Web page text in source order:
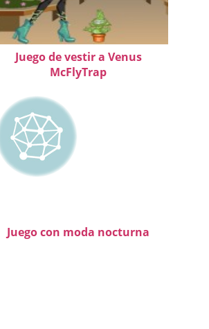
Juego de vestir a Venus
McFlyTrap
Juego con moda nocturna